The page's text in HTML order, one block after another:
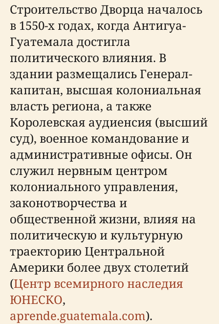
Строительство Дворца началось
в 1550-х годах, когда Антигуа-
Гуатемала достигла
политического влияния. В
здании размещались Генерал-
капитан, высшая колониальная
власть региона, а также
Королевская аудиенсия (высший
суд), военное командование и
административные офисы. Он
служил нервным центром
колониального управления,
законотворчества и
общественной жизни, влияя на
политическую и культурную
траекторию Центральной
Америки более двух столетий
(Центр всемирного наследия
ЮНЕСКО,
aprende.guatemala.com).